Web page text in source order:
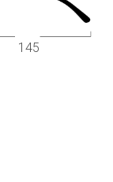
145